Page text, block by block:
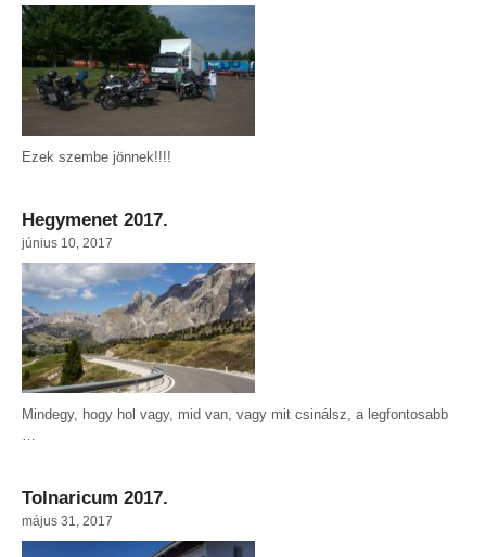
Ezek szembe jönnek!!!!
Hegymenet 2017.
június 10, 2017
Mindegy, hogy hol vagy, mid van, vagy mit csinálsz, a legfontosabb
…
Tolnaricum 2017.
május 31, 2017